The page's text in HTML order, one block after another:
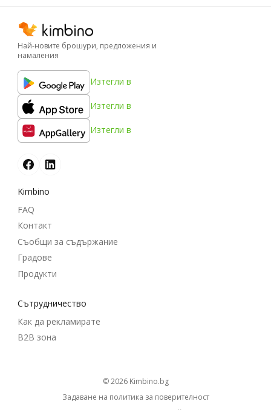
Най-новите брошури, предложения и
намаления
Изтегли в
Изтегли в
Изтегли в
Kimbino
FAQ
Контакт
Съобщи за съдържание
Градове
Продукти
Cътрудничество
Как да рекламирате
B2B зона
© 2026 kimbino.bg
Задаване на политика за поверителност